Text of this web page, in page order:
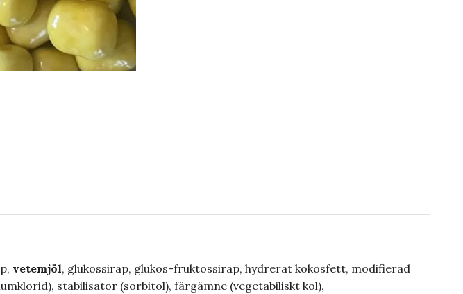
vetemjöl, glukossirap, glukos-fruktossirap, hydrerat kokosfett, modifierad
stabilisator (sorbitol), färgämne (vegetabiliskt kol),